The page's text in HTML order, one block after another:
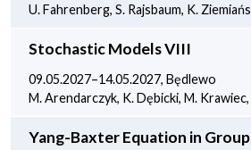
U. Fahrenberg, S. Rajsbaum, K.
Stochastic Models VIII
09.05.2027–14.05.2027, Będlewo
M. Arendarczyk, K. Dębicki, M.
Yang-Baxter Equation in